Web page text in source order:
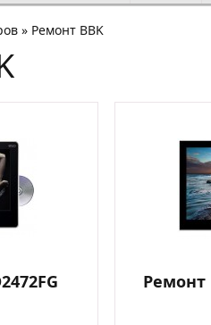
» Ремонт BBK
Ремонт